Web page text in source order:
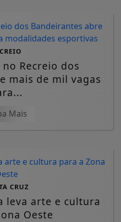
Recreio dos
mais de mil vagas
Mais
CRUZ
leva arte e cultura
Oeste